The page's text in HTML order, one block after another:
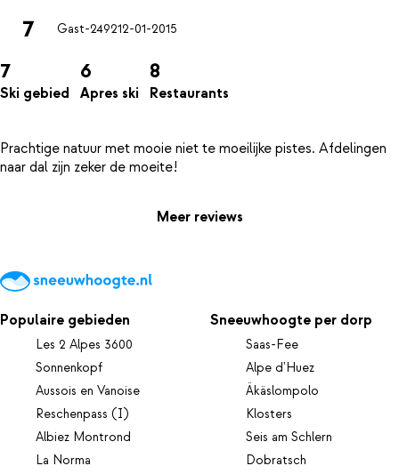
7 Gast-249212-01-2015
7
Ski gebied
6
Apres ski
8
Restaurants
Prachtige natuur met mooie niet te moeilijke pistes. Afdelingen
Meer reviews
Populaire gebieden
Les 2 Alpes 3600
Sonnenkopf
Aussois en Vanoise
Reschenpass (I)
Albiez Montrond
La Norma
Sneeuwhoogte per dorp
Saas-Fee
Alpe d'Huez
Äkäslompolo
Klosters
Seis am Schlern
Dobratsch